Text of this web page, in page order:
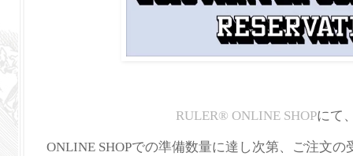
RULER® ONLINE SHOPにて
ONLINE SHOPでの準備数量に達し次第、ご注文